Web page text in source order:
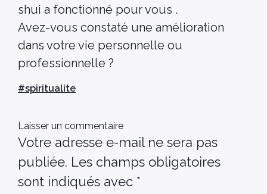
shui a fonctionné pour vous .
Avez-vous constaté une amélioration
dans votre vie personnelle ou
professionnelle ?
#spiritualite
Laisser un commentaire
Votre adresse e-mail ne sera pas
publiée. Les champs obligatoires
sont indiqués avec *